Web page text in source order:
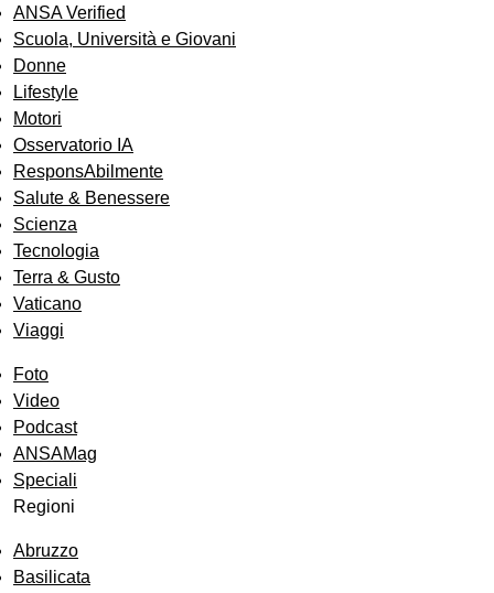
ANSA Verified
Scuola, Università e Giovani
Donne
Lifestyle
Motori
Osservatorio IA
ResponsAbilmente
Salute & Benessere
Scienza
Tecnologia
Terra & Gusto
Vaticano
Viaggi
Foto
Video
Podcast
ANSAMag
Speciali
Regioni
Abruzzo
Basilicata